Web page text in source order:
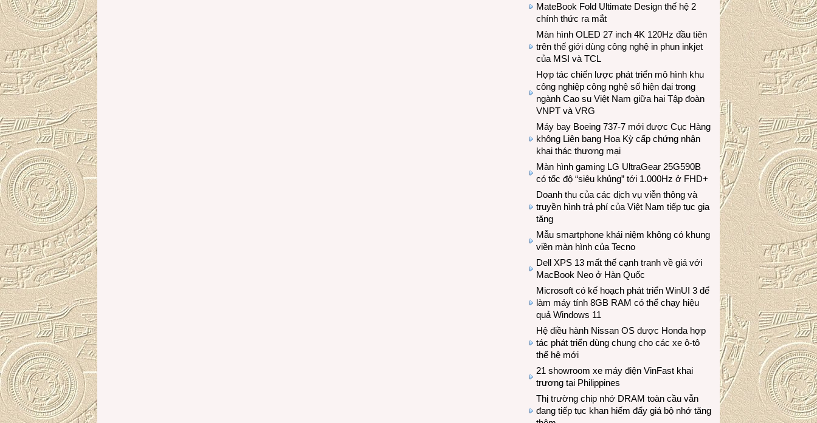
MateBook Fold Ultimate Design thế hệ 2
chính thức ra mắt
Màn hình OLED 27 inch 4K 120Hz đầu tiên
trên thế giới dùng công nghệ in phun inkjet
của MSI và TCL
Hợp tác chiến lược phát triển mô hình khu
công nghiệp công nghệ số hiện đại trong
ngành Cao su Việt Nam giữa hai Tập đoàn
VNPT và VRG
Máy bay Boeing 737-7 mới được Cục Hàng
không Liên bang Hoa Kỳ cấp chứng nhận
khai thác thương mại
Màn hình gaming LG UltraGear 25G590B
có tốc độ “siêu khủng” tới 1.000Hz ở FHD+
Doanh thu của các dịch vụ viễn thông và
truyền hình trả phí của Việt Nam tiếp tục gia
tăng
Mẫu smartphone khái niệm không có khung
viền màn hình của Tecno
Dell XPS 13 mất thế cạnh tranh về giá với
MacBook Neo ở Hàn Quốc
Microsoft có kế hoạch phát triển WinUI 3 để
làm máy tính 8GB RAM có thể chạy hiệu
quả Windows 11
Hệ điều hành Nissan OS được Honda hợp
tác phát triển dùng chung cho các xe ô-tô
thế hệ mới
21 showroom xe máy điện VinFast khai
trương tại Philippines
Thị trường chip nhớ DRAM toàn cầu vẫn
đang tiếp tục khan hiếm đẩy giá bộ nhớ tăng